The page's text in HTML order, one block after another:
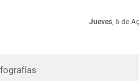
Jueves, 6 de